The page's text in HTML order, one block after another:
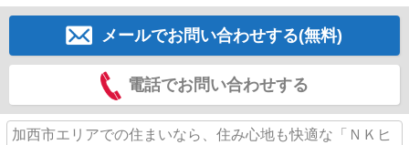
メールでお問い合わせする(無料)
電話でお問い合わせする
加西市エリアでの住まいなら、住み心地も快適な「ＮＫヒ